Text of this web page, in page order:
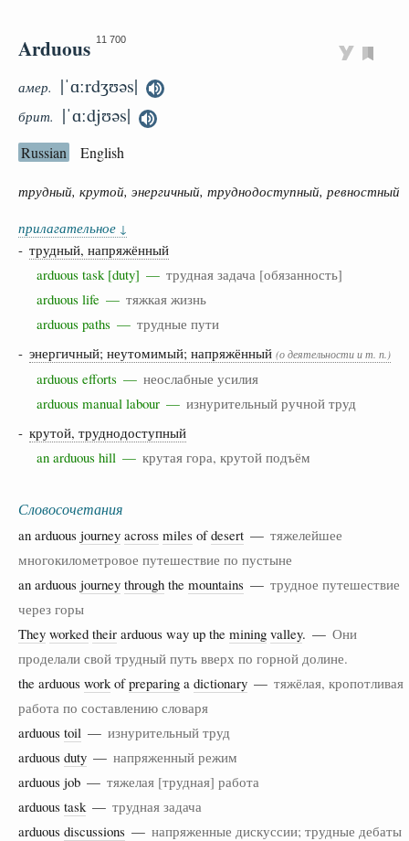
Arduous 11 700
амер. |ˈɑːrdʒʊəs|
брит. |ˈɑːdjʊəs|
Russian English
трудный, крутой, энергичный, труднодоступный, ревностный
прилагательное ↓
- трудный, напряжённый
arduous task [duty] — трудная задача [обязанность]
arduous life — тяжкая жизнь
arduous paths — трудные пути
- энергичный; неутомимый; напряжённый (о деятельности и т. п.)
arduous efforts — неослабные усилия
arduous manual labour — изнурительный ручной труд
- крутой, труднодоступный
an arduous hill — крутая гора, крутой подъём
Словосочетания
an arduous journey across miles ofdesert — тяжелейшее
многокилометровое путешествие по пустыне
an arduous journey through the mountains — трудное путешествие
через горы
They worked their arduous way up the mining valley. — Они
проделали свой трудный путь вверх по горной долине.
the arduous work ofpreparing a dictionary — тяжёлая, кропотливая
работа по составлению словаря
arduous toil — изнурительный труд
arduous duty — напряженный режим
arduous job — тяжелая [трудная] работа
arduous task — трудная задача
arduous discussions — напряженные дискуссии; трудные дебаты